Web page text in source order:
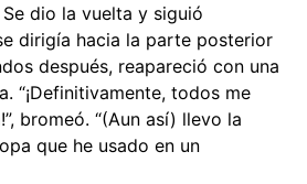
Se dio la vuelta y siguió
dirigía hacia la parte posterior
después, reapareció con una
“¡Definitivamente, todos me
bromeó. “(Aun así) llevo la
que he usado en un